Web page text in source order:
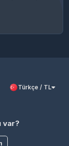
Türkçe / TL
var?